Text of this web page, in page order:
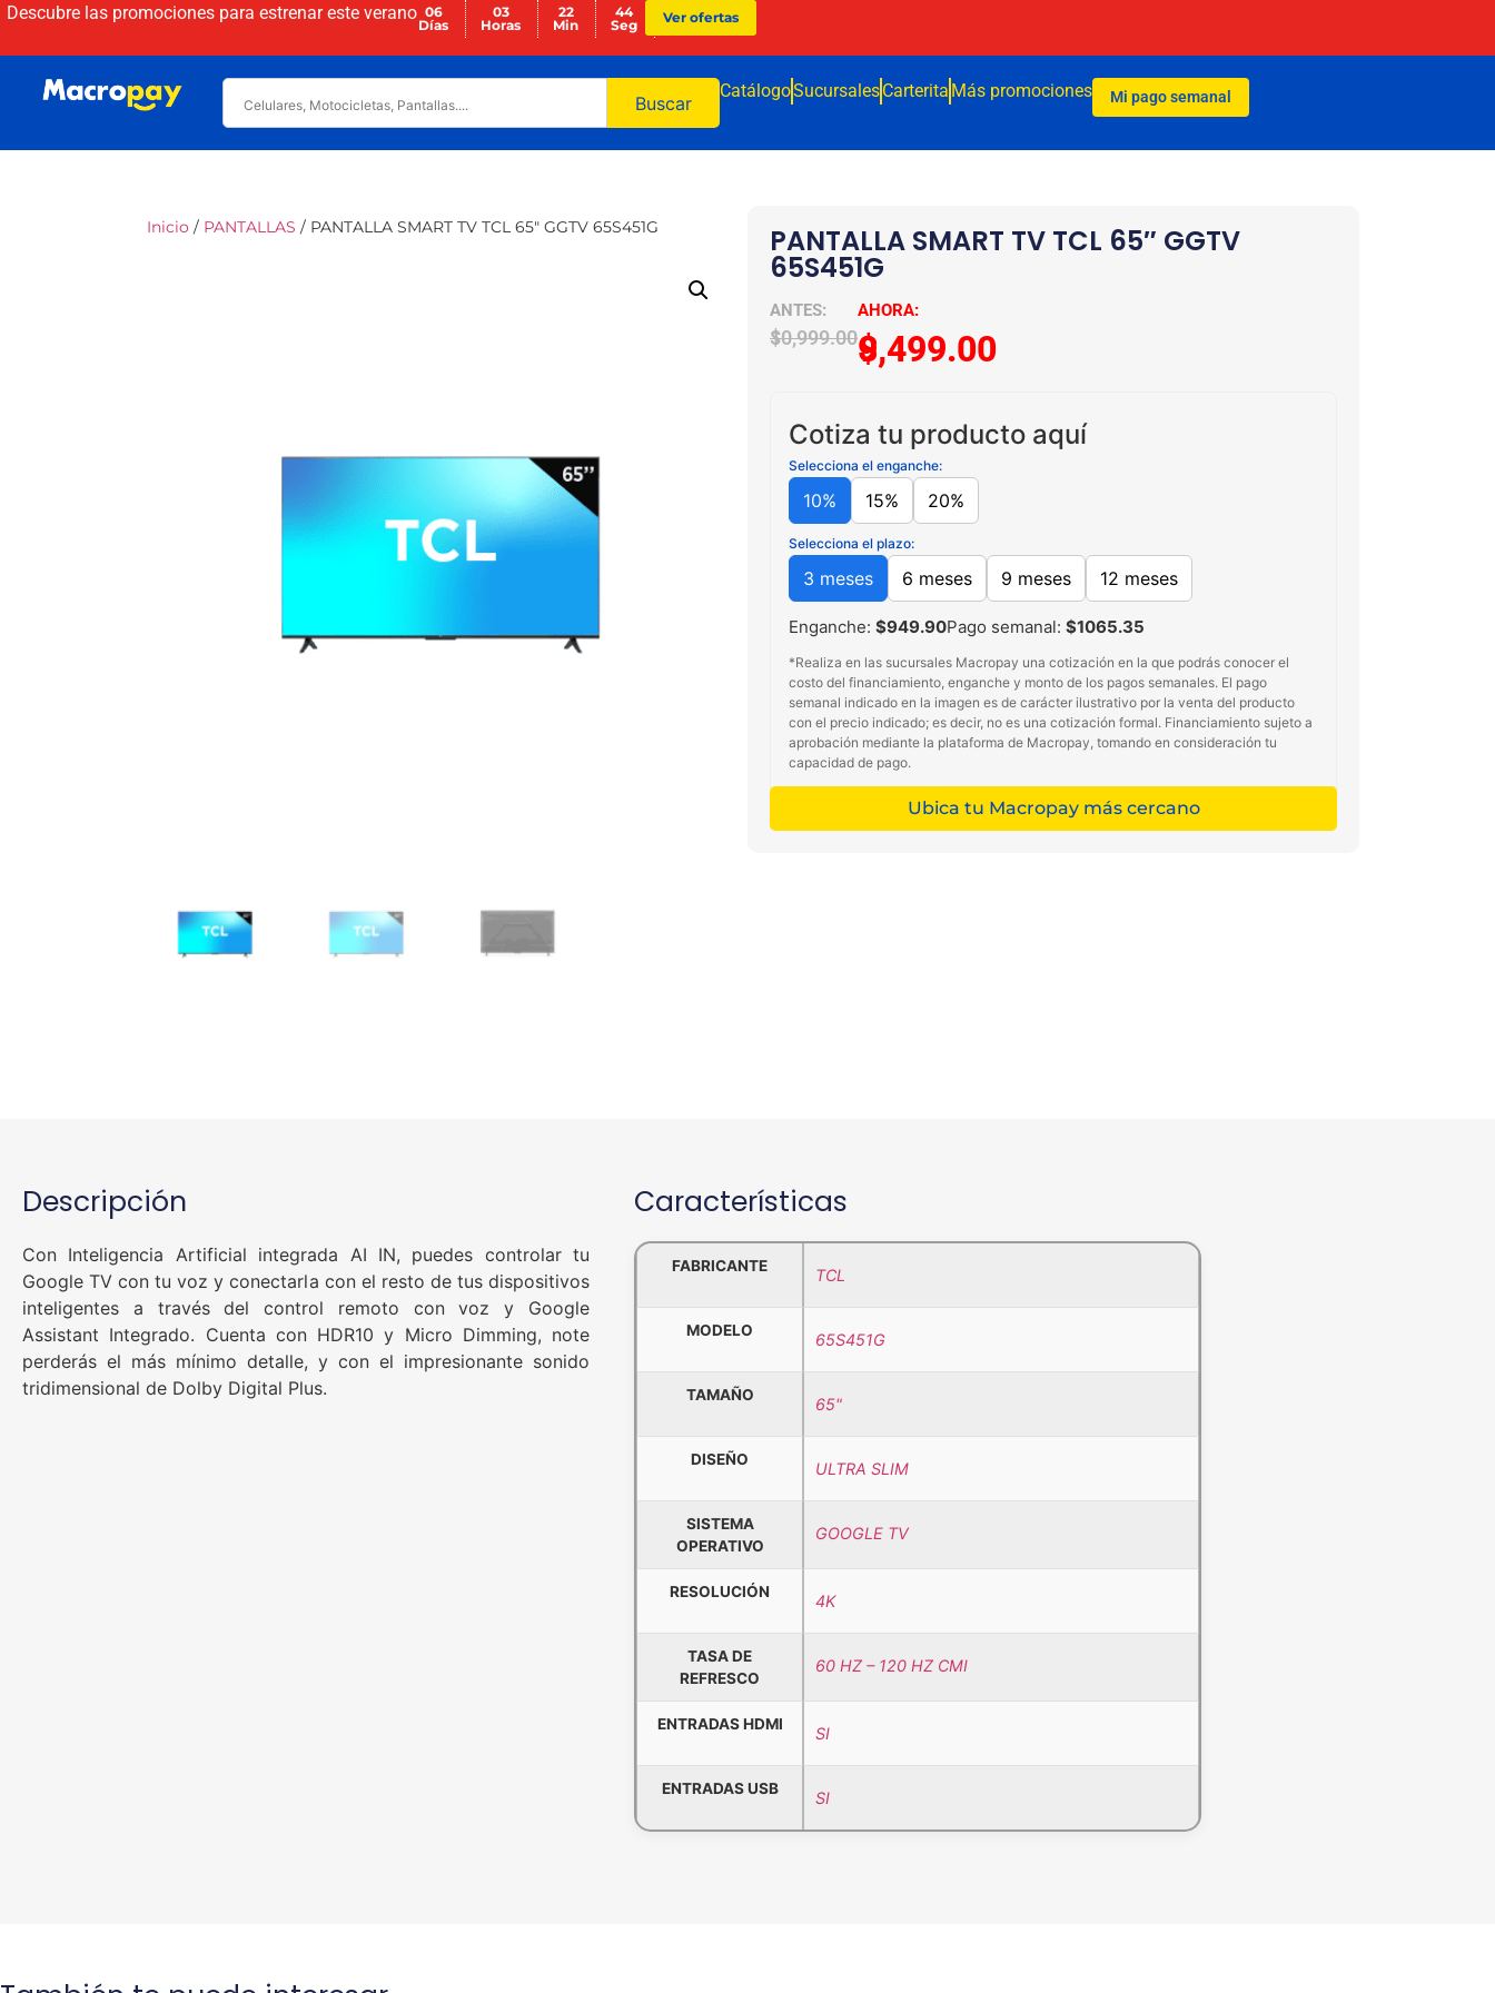
Descubre las promociones para estrenar este verano 06
Días
03
Horas
22
Min
43
Seg
Ver ofertas
Buscar
CatálogoSucursalesCarterita Más promociones Mi pago semanal
Inicio / PANTALLAS / PANTALLA SMART TV TCL 65″ GGTV 65S451G PANTALLA SMART TV TCL 65″ GGTV
65S451G
$
10,999.00$
9,499.00
Cotiza tu producto aquí
Selecciona el enganche:
10% 15% 20%
Selecciona el plazo:
3 meses 6 meses 9 meses 12 meses
Enganche: $949.90Pago semanal: $1065.35
*Realiza en las sucursales Macropay una cotización en la que podrás conocer el
costo del financiamiento, enganche y monto de los pagos semanales. El pago
semanal indicado en la imagen es de carácter ilustrativo por la venta del producto
con el precio indicado; es decir, no es una cotización formal. Financiamiento sujeto a
aprobación mediante la plataforma de Macropay, tomando en consideración tu
capacidad de pago.
Ubica tu Macropay más cercano
Descripción
Con Inteligencia Artificial integrada AI IN, puedes controlar tu
Google TV con tu voz y conectarla con el resto de tus dispositivos
inteligentes a través del control remoto con voz y Google
Assistant Integrado. Cuenta con HDR10 y Micro Dimming, note
perderás el más mínimo detalle, y con el impresionante sonido
tridimensional de Dolby Digital Plus.
Características
FABRICANTE TCL
MODELO 65S451G
TAMAÑO 65"
DISEÑO ULTRA SLIM
SISTEMA
OPERATIVO
GOOGLE TV
RESOLUCIÓN 4K
TASA DE
REFRESCO
60 HZ – 120 HZ CMI
ENTRADAS HDMI SI
ENTRADAS USB SI